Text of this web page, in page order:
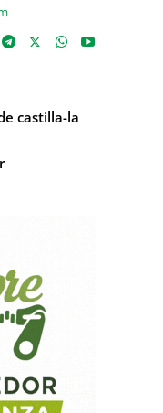
castilla-la